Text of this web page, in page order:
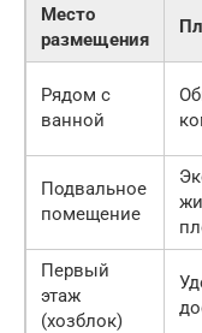
Место
размещения
Рядом с
ванной
Подвальное
помещение
Первый
этаж
(хозблок)